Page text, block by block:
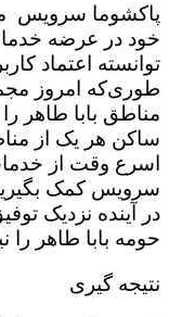
پاکشوما سرویس
خود در عرضه
توانسته اعتماد
طوری‌که امروز
مناطق بابا طاهر
ساکن هر یک از
اسرع وقت از
سرویس کمک
در آینده نزدیک
حومه بابا طاهر را
نتیجه گیری